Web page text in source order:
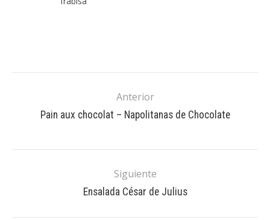
Anterior
Pain aux chocolat – Napolitanas de Chocolate
Siguiente
Ensalada César de Julius